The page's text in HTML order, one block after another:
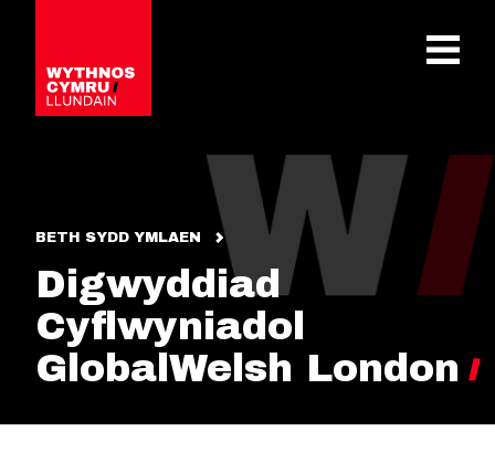
OPEN
BETH SYDD YMLAEN
Digwyddiad
Cyflwyniadol
GlobalWelsh London